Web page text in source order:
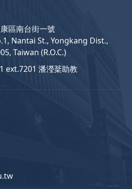
區南台街一號
Nantai St., Yongkang Dist.,
Taiwan (R.O.C.)
ext.7201 潘瀅棻助教